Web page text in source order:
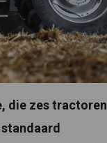
die zes tractoren